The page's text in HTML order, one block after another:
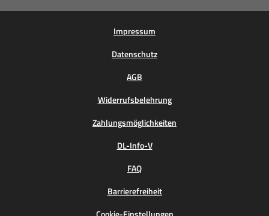
Impressum
Datenschutz
AGB
Widerrufsbelehrung
Zahlungsmöglichkeiten
DL-Info-V
FAQ
Barrierefreiheit